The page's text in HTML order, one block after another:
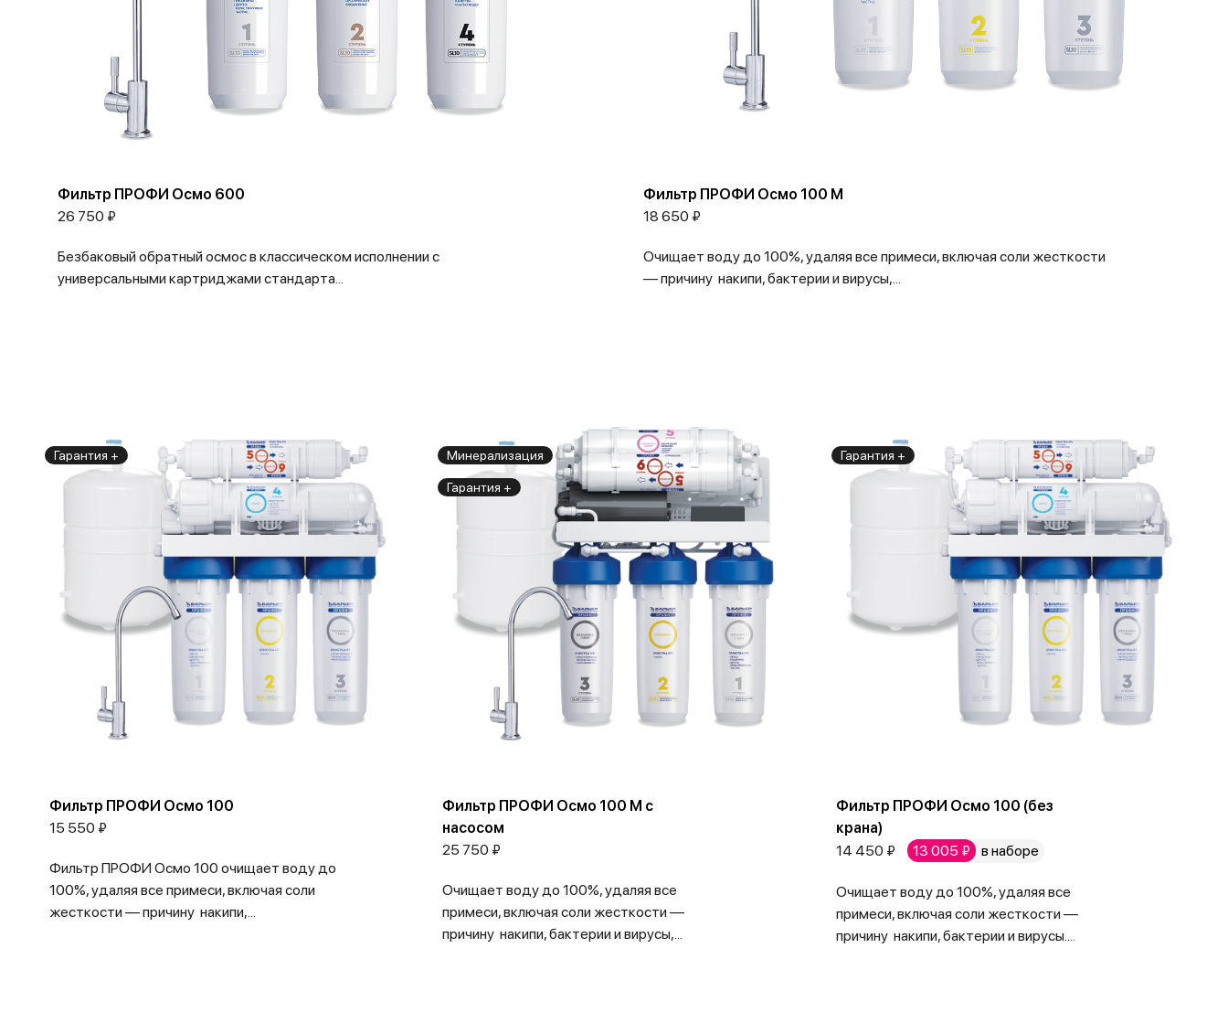
Фильтр ПРОФИ Осмо 600
26 750 ₽
Безбаковый обратный осмос в классическом исполнении с
универсальными картриджами стандарта...
Фильтр ПРОФИ Осмо 100 М
18 650 ₽
Очищает воду до 100%, удаляя все примеси, включая соли жесткости
— причину накипи, бактерии и вирусы,...
Фильтр ПРОФИ Осмо 100
15 550 ₽
Фильтр ПРОФИ Осмо 100 очищает воду до
100%, удаляя все примеси, включая соли
жесткости — причину накипи,...
Гарантия +
Фильтр ПРОФИ Осмо 100 М с
насосом
25 750 ₽
Очищает воду до 100%, удаляя все
примеси, включая соли жесткости —
причину накипи, бактерии и вирусы,...
Минерализация
Гарантия +
Фильтр ПРОФИ Осмо 100 (без
крана)
14 450 ₽
13 005 ₽ в наборе
Очищает воду до 100%, удаляя все
примеси, включая соли жесткости —
причину накипи, бактерии и вирусы....
Гарантия +